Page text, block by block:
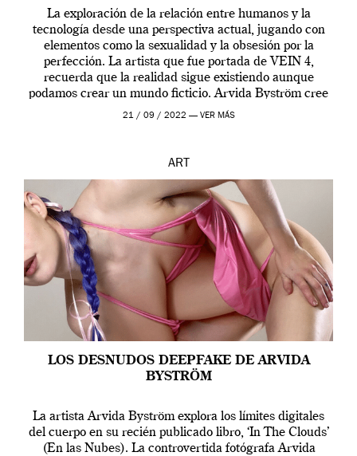
La exploración de la relación entre humanos y la
tecnología desde una perspectiva actual, jugando con
elementos como la sexualidad y la obsesión por la
perfección. La artista que fue portada de VEIN 4,
recuerda que la realidad sigue existiendo aunque
podamos crear un mundo ficticio. Arvida Byström cree
que los humanos tienen un complejo […]
21 / 09 / 2022 — VER MÁS
ART
LOS DESNUDOS DEEPFAKE DE ARVIDA
BYSTRÖM
La artista Arvida Byström explora los límites digitales
del cuerpo en su recién publicado libro, ‘In The Clouds’
(En las Nubes). La controvertida fotógrafa Arvida